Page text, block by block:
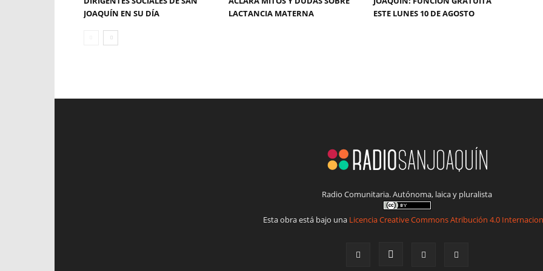
JOAQUÍN EN SU DÍA
LACTANCIA MATERNA
ESTE LUNES 10 DE AGOSTO
Radio Comunitaria. Autónoma, laica y pluralista
Esta obra está bajo una Licencia Creative Commons Atribución 4.0